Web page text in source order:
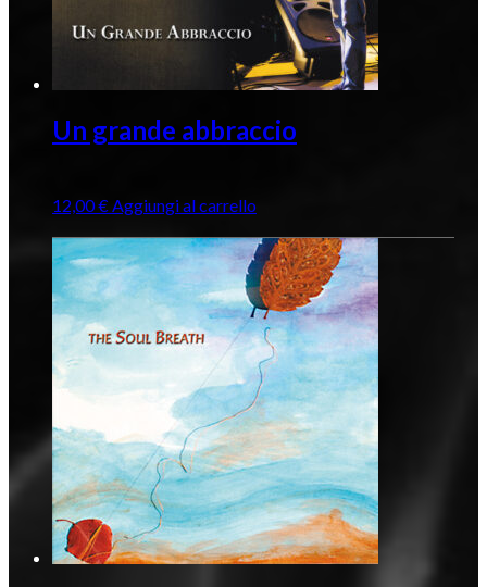
Un grande abbraccio
12,00€Aggiungi al carrello